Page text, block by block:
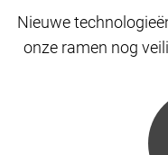
Nieuwe
onze ramen nog